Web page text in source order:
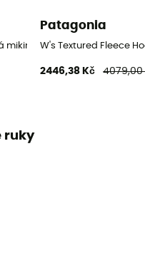
mikina
Patagonia
W's Textured Fleece
2446,38 Kč 4079,00
ruky